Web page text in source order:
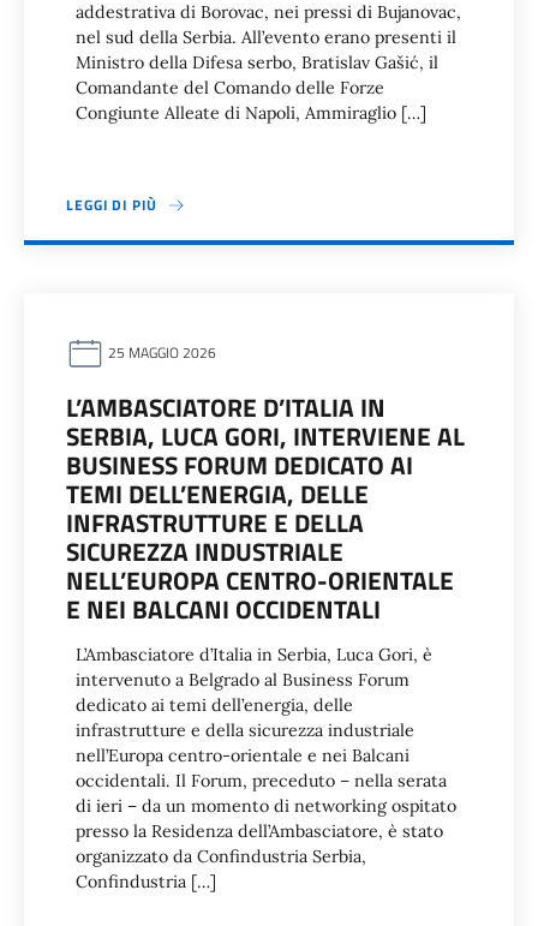
addestrativa di Borovac, nei pressi di Bujanovac,
nel sud della Serbia. All’evento erano presenti il
Ministro della Difesa serbo, Bratislav Gašić, il
Comandante del Comando delle Forze
Congiunte Alleate di Napoli, Ammiraglio […]
LEGGI DI PIÙ
25 MAGGIO 2026
L’AMBASCIATORE D’ITALIA IN
SERBIA, LUCA GORI, INTERVIENE AL
BUSINESS FORUM DEDICATO AI
TEMI DELL’ENERGIA, DELLE
INFRASTRUTTURE E DELLA
SICUREZZA INDUSTRIALE
NELL’EUROPA CENTRO-ORIENTALE
E NEI BALCANI OCCIDENTALI
L’Ambasciatore d’Italia in Serbia, Luca Gori, è
intervenuto a Belgrado al Business Forum
dedicato ai temi dell’energia, delle
infrastrutture e della sicurezza industriale
nell’Europa centro-orientale e nei Balcani
occidentali. Il Forum, preceduto – nella serata
di ieri – da un momento di networking ospitato
presso la Residenza dell’Ambasciatore, è stato
organizzato da Confindustria Serbia,
Confindustria […]